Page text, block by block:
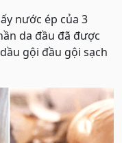
nước ép của 3
da đầu đã được
gội đầu gội sạch